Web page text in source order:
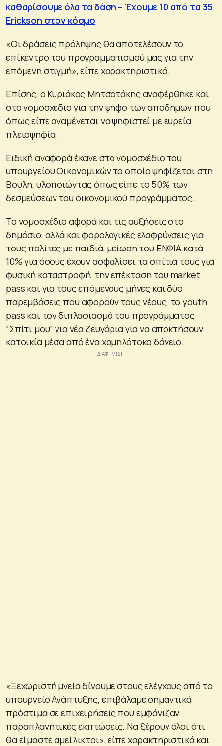
καθαρίσουμε όλα τα δάση – Έχουμε 10 από τα 35
Erickson στον κόσμο
«Οι δράσεις πρόληψης θα αποτελέσουν το
επίκεντρο του προγραμματισμού μας για την
επόμενη στιγμή», είπε χαρακτηριστικά.
Επίσης, ο Κυριάκος Μητσοτάκης αναφέρθηκε και
στο νομοσχέδιο για την ψήφο των αποδήμων που
όπως είπε αναμένεται να ψηφιστεί με ευρεία
πλειοψηφία.
Ειδική αναφορά έκανε στο νομοσχέδιο του
υπουργείου Οικονομικών το οποίο ψηφίζεται στη
Βουλή, υλοποιώντας όπως είπε το 50% των
δεσμεύσεων του οικονομικού προγράμματος.
Το νομοσχέδιο αφορά και τις αυξήσεις στο
δημόσιο, αλλά και φορολογικές ελαφρύνσεις για
τους πολίτες με παιδιά, μείωση του ΕΝΦΙΑ κατά
10% για όσους έχουν ασφαλίσει τα σπίτια τους για
φυσική καταστροφή, την επέκταση του market
pass και για τους επόμενους μήνες και δύο
παρεμβάσεις που αφορούν τους νέους, το youth
pass και τον διπλασιασμό του προγράμματος
“Σπίτι μου” για νέα ζευγάρια για να αποκτήσουν
κατοικία μέσα από ένα χαμηλότοκο δάνειο.
«Ξεχωριστή μνεία δίνουμε στους ελέγχους από το
υπουργείο Ανάπτυξης, επιβάλαμε σημαντικά
πρόστιμα σε επιχειρήσεις που εμφάνιζαν
παραπλανητικές εκπτώσεις. Να ξέρουν όλοι ότι
θα είμαστε αμείλικτοι», είπε χαρακτηριστικά και